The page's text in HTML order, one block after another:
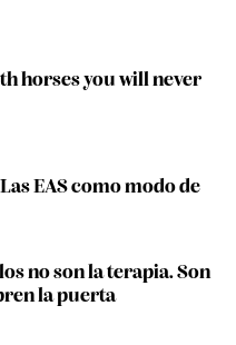
horses you will never
EAS como modo de
no son la terapia. Son
la puerta